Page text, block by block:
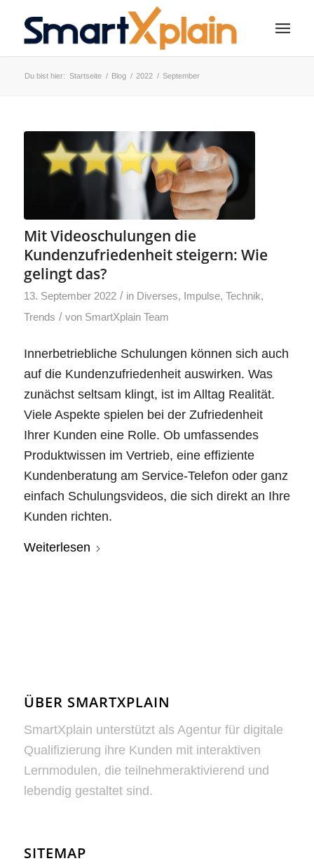
Du bist hier: Startseite / Blog / 2022 / September
Mit Videoschulungen die
Kundenzufriedenheit steigern: Wie
gelingt das?
13. September 2022 / in Diverses, Impulse, Technik,
Trends / von SmartXplain Team
Innerbetriebliche Schulungen können sich auch
auf die Kundenzufriedenheit auswirken. Was
zunächst seltsam klingt, ist im Alltag Realität.
Viele Aspekte spielen bei der Zufriedenheit
Ihrer Kunden eine Rolle. Ob umfassendes
Produktwissen im Vertrieb, eine effiziente
Kundenberatung am Service-Telefon oder ganz
einfach Schulungsvideos, die sich direkt an Ihre
Kunden richten.
Weiterlesen
ÜBER SMARTXPLAIN
SmartXplain unterstützt als Agentur für digitale
Qualifizierung ihre Kunden mit interaktiven
Lernmodulen, die teilnehmeraktivierend und
lebendig gestaltet sind.
SITEMAP